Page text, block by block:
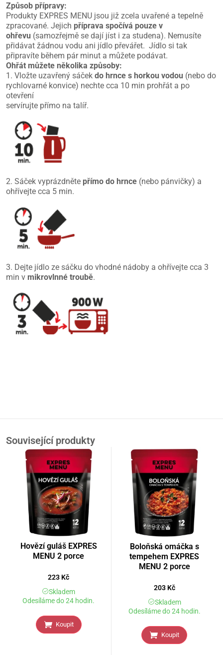
Způsob přípravy:
Produkty EXPRES MENU jsou již zcela uvařené a tepelně
zpracované. Jejich příprava spočívá pouze v
ohřevu (samozřejmě se dají jíst i za studena). Nemusíte
přidávat žádnou vodu ani jídlo převářet. Jídlo si tak
připravíte během pár minut a můžete podávat.
Ohřát můžete několika způsoby:
1. Vložte uzavřený sáček do hrnce s horkou vodou (nebo do
rychlovarné konvice) nechte cca 10 min prohřát a po
otevření
servírujte přímo na talíř.
2. Sáček vyprázdněte přímo do hrnce (nebo pánvičky) a
ohřívejte cca 5 min.
3. Dejte jídlo ze sáčku do vhodné nádoby a ohřívejte cca 3
min v mikrovlnné troubě.
Související produkty
Hovězí guláš EXPRES
MENU 2 porce
223 Kč
Skladem
Odesíláme do 24 hodin.
Koupit
Boloňská omáčka s
tempehem EXPRES
MENU 2 porce
203 Kč
Skladem
Odesíláme do 24 hodin.
Koupit